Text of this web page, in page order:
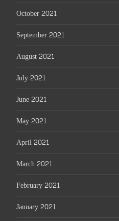
October 2021
September 2021
August 2021
July 2021
June 2021
May 2021
April 2021
March 2021
February 2021
January 2021